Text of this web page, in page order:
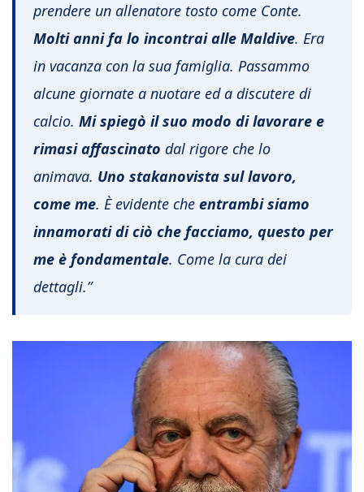
prendere un allenatore tosto come Conte.
Molti anni fa lo incontrai alle Maldive. Era
in vacanza con la sua famiglia. Passammo
alcune giornate a nuotare ed a discutere di
calcio. Mi spiegò il suo modo di lavorare e
rimasi affascinato dal rigore che lo
animava. Uno stakanovista sul lavoro,
come me. È evidente che entrambi siamo
innamorati di ciò che facciamo, questo per
me è fondamentale. Come la cura dei
dettagli.”